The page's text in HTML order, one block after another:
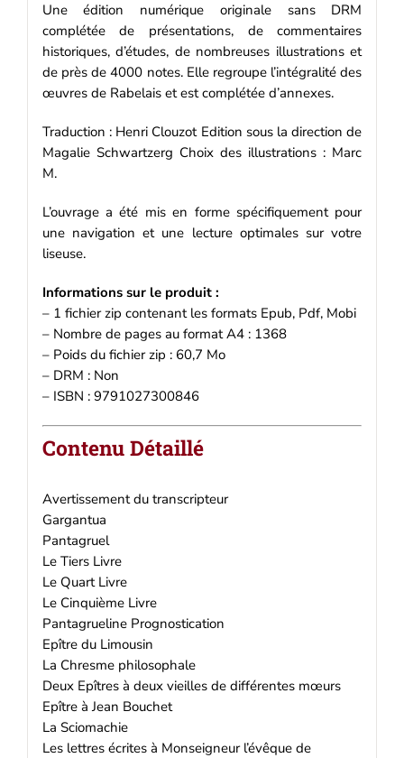
Une édition numérique originale sans DRM
complétée de présentations, de commentaires
historiques, d’études, de nombreuses illustrations et
de près de 4000 notes. Elle regroupe l’intégralité des
œuvres de Rabelais et est complétée d’annexes.
Traduction : Henri Clouzot Edition sous la direction de
Magalie Schwartzerg Choix des illustrations : Marc
M.
L’ouvrage a été mis en forme spécifiquement pour
une navigation et une lecture optimales sur votre
liseuse.
Informations sur le produit :
– 1 fichier zip contenant les formats Epub, Pdf, Mobi
– Nombre de pages au format A4 : 1368
– Poids du fichier zip : 60,7 Mo
– DRM : Non
– ISBN : 9791027300846
Contenu Détaillé
Avertissement du transcripteur
Gargantua
Pantagruel
Le Tiers Livre
Le Quart Livre
Le Cinquième Livre
Pantagrueline Prognostication
Epître du Limousin
La Chresme philosophale
Deux Epîtres à deux vieilles de différentes mœurs
Epître à Jean Bouchet
La Sciomachie
Les lettres écrites à Monseigneur l’évêque de